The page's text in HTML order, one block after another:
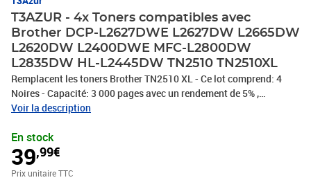
T3AZUR - 4x Toners compatibles avec
Brother DCP-L2627DWE L2627DW L2665DW
L2620DW L2400DWE MFC-L2800DW
L2835DW HL-L2445DW TN2510 TN2510XL
Remplacent les toners Brother TN2510 XL - Ce lot comprend: 4
Noires - Capacité: 3 000 pages avec un rendement de 5% ,
repondent à toutes les normes européennes ISO 9001/14001,
garantie une excellence qualité d'impression - Marque T3AZUR
Voir la description
En stock
39,99€
Prix unitaire TTC